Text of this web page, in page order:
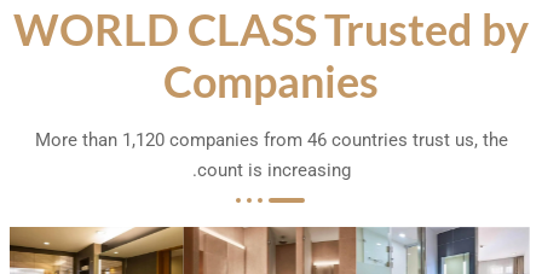
Trusted by
WORLD CLASS
Companies
More than1,120 companies from 46 countries trust us, the
count is increasing
.